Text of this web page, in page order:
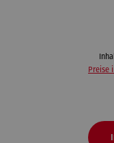
Preise